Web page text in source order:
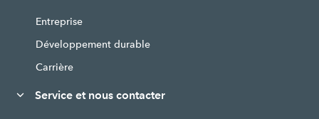
Entreprise
Développement durable
Carrière
Service et nous contacter